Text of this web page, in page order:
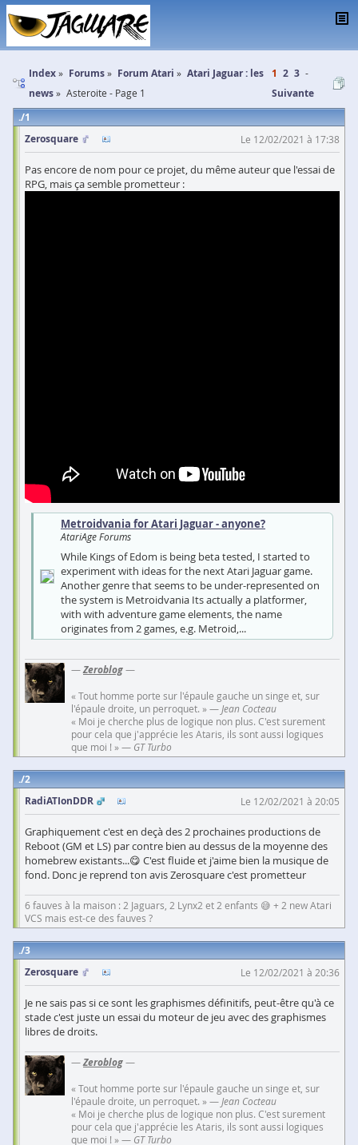
Index Forums Forum Atari
Atari Jaguar : les
news
Asteroite - Page 1
1 2 3
Suivante
1
Zerosquare
Le 12/02/2021 à 17:38
Pas encore de nom pour ce projet, du même auteur que l'essai de
RPG, mais ça semble prometteur :
Metroidvania for Atari Jaguar - anyone?
AtariAge Forums
While Kings of Edom is being beta tested, I started to
experiment with ideas for the next Atari Jaguar game.
Another genre that seems to be under-represented on
the system is Metroidvania Its actually a platformer,
with with adventure game elements, the name
originates from 2 games, e.g. Metroid,...
—Zeroblog—
« Tout homme porte sur l'épaule gauche un singe et, sur
l'épaule droite, un perroquet. » — Jean Cocteau
« Moi je cherche plus de logique non plus. C'est surement
pour cela que j'apprécie les Ataris, ils sont aussi logiques
que moi ! » — GT Turbo
2
RadiATIonDDR
Le 12/02/2021 à 20:05
Graphiquement c'est en deçà des 2 prochaines productions de
Reboot (GM et LS) par contre bien au dessus de la moyenne des
homebrew existants...😋 C'est fluide et j'aime bien la musique de
fond. Donc je reprend ton avis Zerosquare c'est prometteur
6 fauves à la maison : 2 Jaguars, 2 Lynx2 et 2 enfants 😅 + 2 new Atari
VCS mais est-ce des fauves ?
3
Zerosquare
Le 12/02/2021 à 20:36
Je ne sais pas si ce sont les graphismes définitifs, peut-être qu'à ce
stade c'est juste un essai du moteur de jeu avec des graphismes
libres de droits.
—Zeroblog—
« Tout homme porte sur l'épaule gauche un singe et, sur
l'épaule droite, un perroquet. » — Jean Cocteau
« Moi je cherche plus de logique non plus. C'est surement
pour cela que j'apprécie les Ataris, ils sont aussi logiques
que moi ! » — GT Turbo